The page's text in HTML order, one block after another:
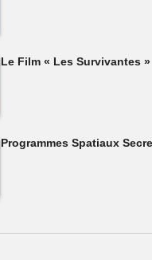
Le Film « Les Survivantes »
Programmes Spatiaux